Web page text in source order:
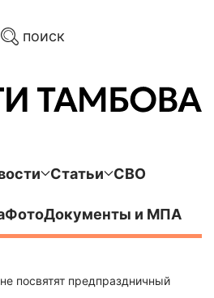
поиск
Статьи СВО
ФотоДокументы и МПА
посвятят предпраздничный